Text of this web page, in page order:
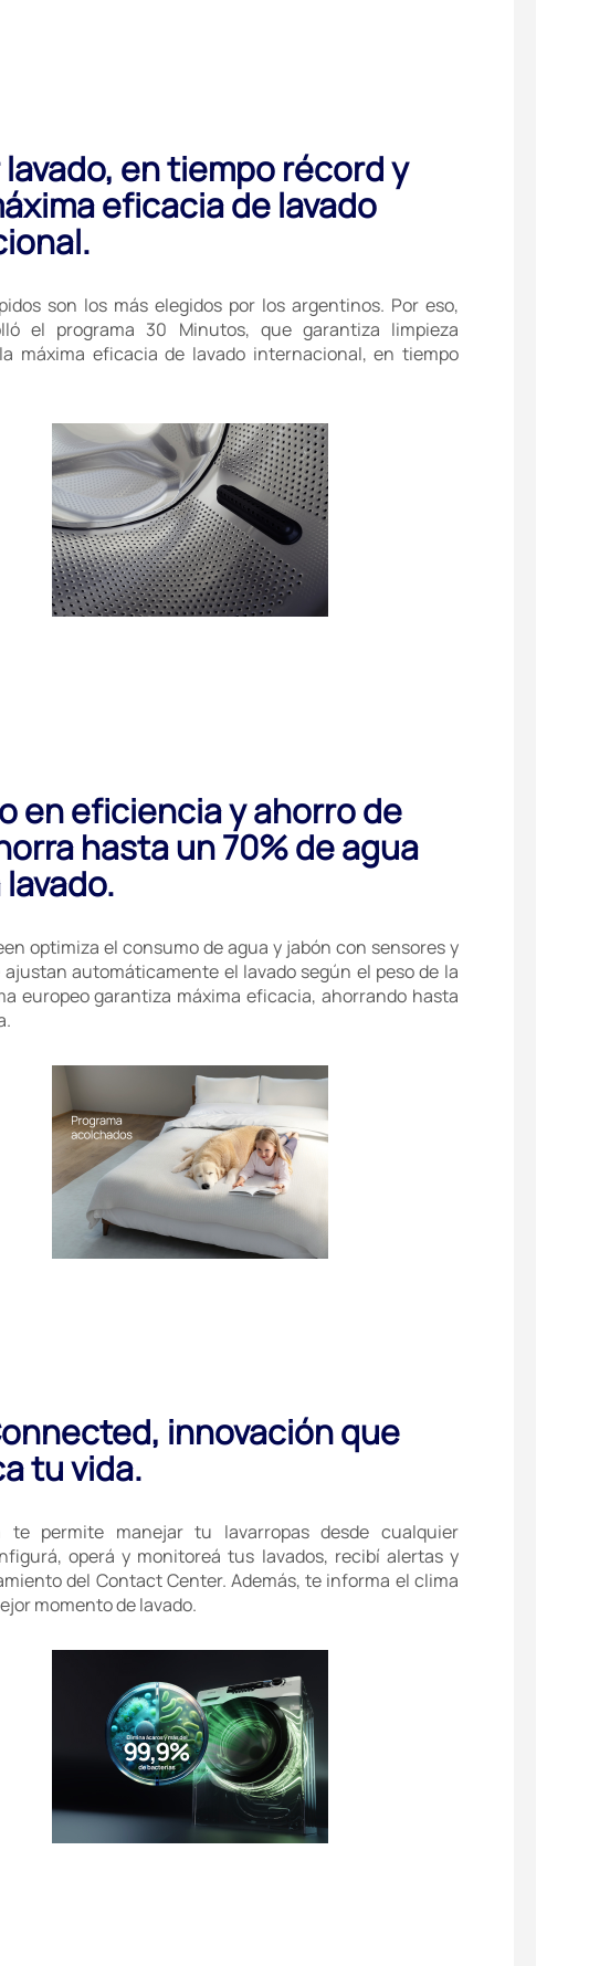
lavado, en tiempo récord y
eficacia de lavado
son los más elegidos por los argentinos. Por eso,
el programa 30 Minutos, que garantiza limpieza
máxima eficacia de lavado internacional, en tiempo
en eficiencia y ahorro de
hasta un 70% de agua
optimiza el consumo de agua y jabón con sensores y
automáticamente el lavado según el peso de la
europeo garantiza máxima eficacia, ahorrando hasta
innovación que
tu vida.
te permite manejar tu lavarropas desde cualquier
operá y monitoreá tus lavados, recibí alertas y
del Contact Center. Además, te informa el clima
momento de lavado.